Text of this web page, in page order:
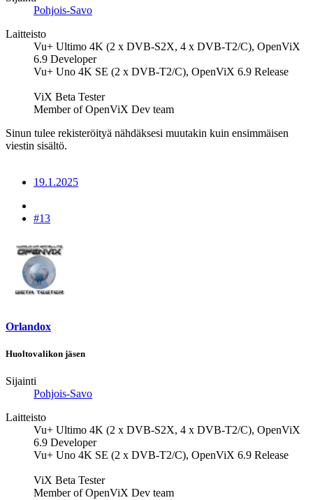
Pohjois-Savo
Laitteisto
Vu+ Ultimo 4K (2 x DVB-S2X, 4 x DVB-T2/C), OpenViX
6.9 Developer
Vu+ Uno 4K SE (2 x DVB-T2/C), OpenViX 6.9 Release
ViX Beta Tester
Member of OpenViX Dev team
Sinun tulee rekisteröityä nähdäksesi muutakin kuin ensimmäisen
viestin sisältö.
19.1.2025
#13
Orlandox
Huoltovalikon jäsen
Sijainti
Pohjois-Savo
Laitteisto
Vu+ Ultimo 4K (2 x DVB-S2X, 4 x DVB-T2/C), OpenViX
6.9 Developer
Vu+ Uno 4K SE (2 x DVB-T2/C), OpenViX 6.9 Release
ViX Beta Tester
Member of OpenViX Dev team